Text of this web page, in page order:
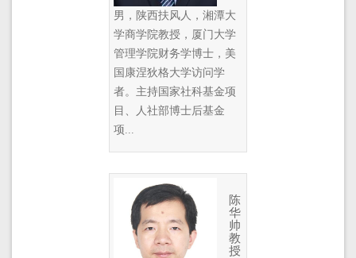
男，陕西扶风人，湘潭大
学商学院教授，厦门大学
管理学院财务学博士，美
国康涅狄格大学访问学
者。主持国家社科基金项
目、人社部博士后基金
项...
陈
华
帅
教
授